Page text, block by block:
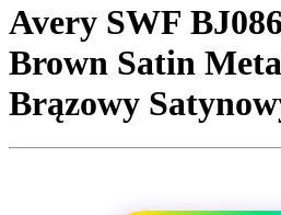
Avery SWF
Brown Satin
Brązowy